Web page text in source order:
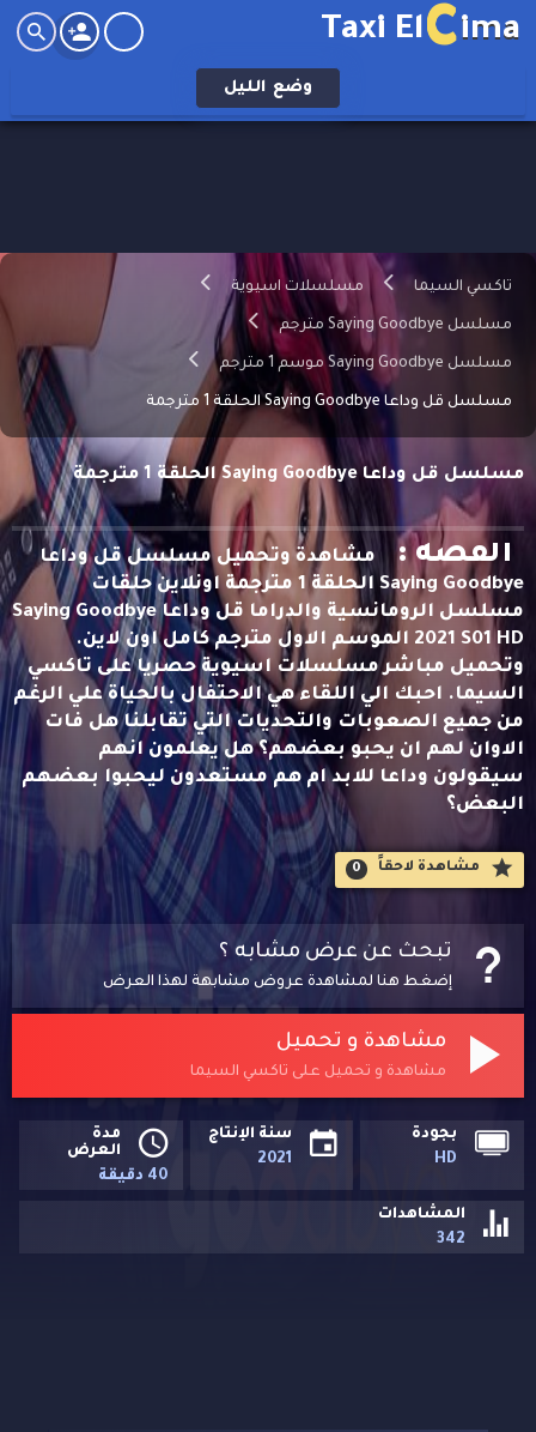
Taxi ElCima
وضع الليل
تاكسي السيما مسلسلات اسيوية
مسلسل Saying Goodbye مترجم
مسلسل Saying Goodbye موسم 1 مترجم
مسلسل قل وداعا Saying Goodbye الحلقة 1 مترجمة
مسلسل قل وداعا Saying Goodbye الحلقة 1 مترجمة
القصه :
مشاهدة وتحميل مسلسل قل وداعا
Saying Goodbye الحلقة 1 مترجمة اونلاين حلقات
مسلسل الرومانسية والدراما قل وداعا Saying Goodbye
2021 S01 HD الموسم الاول مترجم كامل اون لاين.
وتحميل مباشر مسلسلات اسيوية حصريا على تاكسي
السيما. احبك الي اللقاء هي الاحتفال بالحياة علي الرغم
من جميع الصعوبات والتحديات التي تقابلنا هل فات
الاوان لهم ان يحبو بعضهم؟ هل يعلمون انهم
سيقولون وداعا للابد ام هم مستعدون ليحبوا بعضهم
البعض؟
مشاهدة لاحقاََ 0
تبحث عن عرض مشابه ؟
إضغط هنا لمشاهدة عروض مشابهة لهذا العرض
مشاهدة و تحميل
مشاهدة و تحميل على تاكسي السيما
بجودة
HD
سنة الإنتاج
2021
مدة
العرض
40 دقيقة
المشاهدات
342